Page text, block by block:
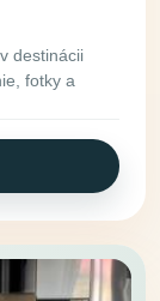
destinácii
fotky a